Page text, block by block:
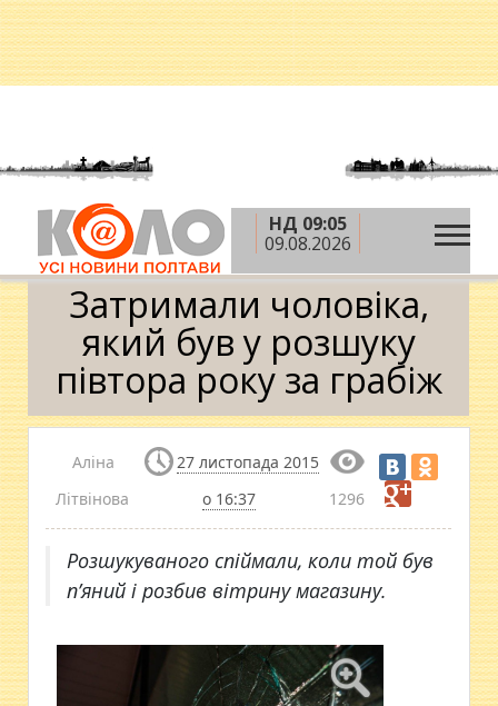
НД 09:05
09.08.2026
Головна » Новини » Кримінал »
чоловіка, який був у розшуку півтора року за грабіж
Затримали чоловіка,
який був у розшуку
півтора року за грабіж
Аліна
Літвінова
27 листопада 2015
о 16:37
1296
Розшукуваного спіймали, коли той був
п’яний і розбив вітрину магазину.